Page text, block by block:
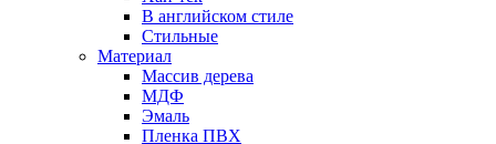
В английском стиле
Стильные
Материал
Массив дерева
МДФ
Эмаль
Пленка ПВХ